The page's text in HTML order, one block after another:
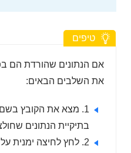
טיפים
אם הנתונים שהורדת הם
את השלבים הבאים:
בתיקיית הנתונים
2. לחץ לחיצה ימנית